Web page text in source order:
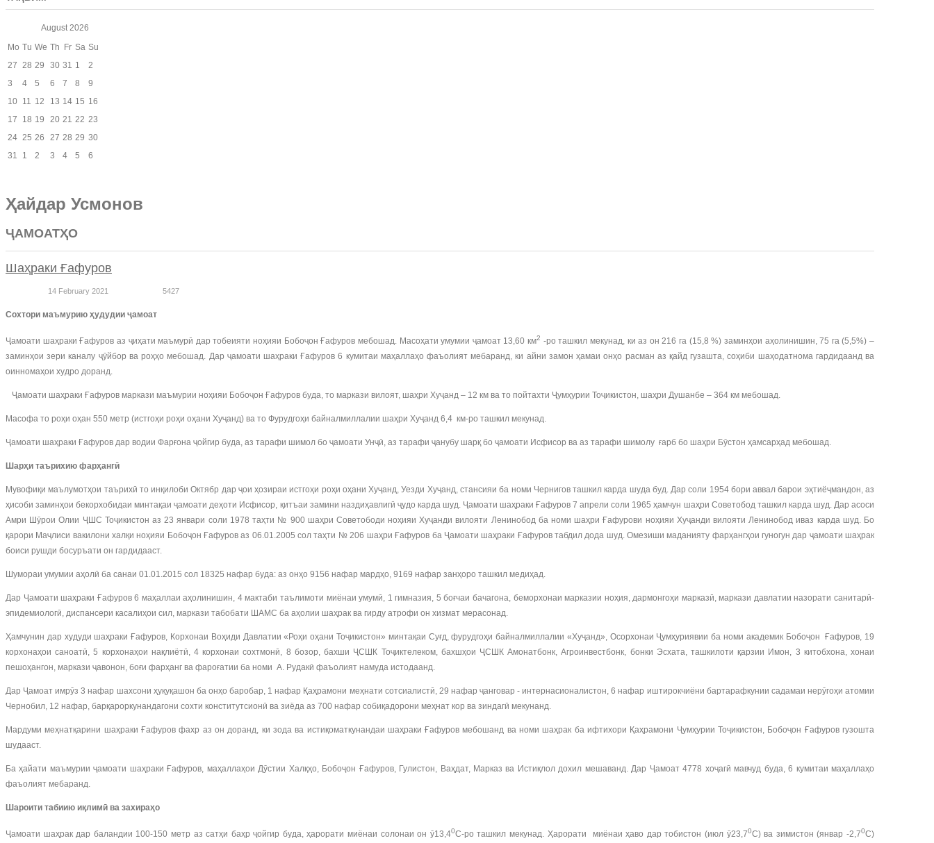
August 2026
Mo Tu We Th Fr Sa Su
27 28 29 30 31 1
2
3
4 5 6 7 8
9
10 11 12 13 14 15 16
17
18 19 20 21 22 23
24 25 26 27 28 29 30
31
1 2 3 4 5 6
Ҳайдар Усмонов
ҶАМОАТҲО
Шаҳраки Ғафуров
14 February 2021 5427
Сохтори маъмурию ҳудудии ҷамоат
Ҷамоати шаҳраки Ғафуров аз ҷиҳати маъмурӣ дар тобеияти ноҳияи Бобоҷон Ғафуров мебошад. Масоҳати умумии ҷамоат 13,60 км2 -ро ташкил мекунад, ки аз он 216 га (15,8 %) заминҳои аҳолинишин, 75 га (5,5%) –
заминҳои зери каналу ҷӯйбор ва роҳҳо мебошад. Дар ҷамоати шаҳраки Ғафуров 6 кумитаи маҳаллаҳо фаъолият мебаранд, ки айни замон ҳамаи онҳо расман аз қайд гузашта, соҳиби шаҳодатнома гардидаанд ва
оинномаҳои худро доранд.
Ҷамоати шаҳраки Ғафуров маркази маъмурии ноҳияи Бобоҷон Ғафуров буда, то маркази вилоят, шаҳри Хуҷанд – 12 км ва то пойтахти Ҷумҳурии Тоҷикистон, шаҳри Душанбе – 364 км мебошад.
Масофа то роҳи оҳан 550 метр (истгоҳи роҳи оҳани Хуҷанд) ва то Фурудгоҳи байналмиллалии шаҳри Хуҷанд 6,4 км-ро ташкил мекунад.
Ҷамоати шаҳраки Ғафуров дар водии Фарғона ҷойгир буда, аз тарафи шимол бо ҷамоати Унҷӣ, аз тарафи ҷанубу шарқ бо ҷамоати Исфисор ва аз тарафи шимолу ғарб бо шаҳри Бӯстон ҳамсарҳад мебошад.
Шарҳи таърихию фарҳангӣ
Мувофиқи маълумотҳои таърихӣ то инқилоби Октябр дар ҷои ҳозираи истгоҳи роҳи оҳани Хуҷанд, Уезди Хуҷанд, стансияи ба номи Чернигов ташкил карда шуда буд. Дар соли 1954 бори аввал барои эҳтиёҷмандон, аз
ҳисоби заминҳои бекорхобидаи минтақаи ҷамоати деҳоти Исфисор, қитъаи замини наздиҳавлигӣ ҷудо карда шуд. Ҷамоати шаҳраки Ғафуров 7 апрели соли 1965 ҳамчун шаҳри Советобод ташкил карда шуд. Дар асоси
Амри Шӯрои Олии ҶШС Тоҷикистон аз 23 январи соли 1978 таҳти № 900 шаҳри Советободи ноҳияи Хуҷанди вилояти Ленинобод ба номи шаҳри Ғафурови ноҳияи Хуҷанди вилояти Ленинобод иваз карда шуд. Бо
қарори Маҷлиси вакилони халқи ноҳияи Бобоҷон Ғафуров аз 06.01.2005 сол таҳти № 206 шаҳри Ғафуров ба Ҷамоати шаҳраки Ғафуров табдил дода шуд. Омезиши маданияту фарҳангҳои гуногун дар ҷамоати шаҳрак
боиси рушди босуръати он гардидааст.
Шумораи умумии аҳолӣ ба санаи 01.01.2015 сол 18325 нафар буда: аз онҳо 9156 нафар мардҳо, 9169 нафар занҳоро ташкил медиҳад.
Дар Ҷамоати шаҳраки Ғафуров 6 маҳаллаи аҳолинишин, 4 мактаби таълимоти миёнаи умумӣ, 1 гимназия, 5 боғчаи бачагона, беморхонаи марказии ноҳия, дармонгоҳи марказӣ, маркази давлатии назорати санитарӣ-
эпидемиологӣ, диспансери касалиҳои сил, маркази табобати ШАМС ба аҳолии шаҳрак ва гирду атрофи он хизмат мерасонад.
Ҳамчунин дар худуди шаҳраки Ғафуров, Корхонаи Воҳиди Давлатии «Роҳи оҳани Тоҷикистон» минтақаи Суғд, фурудгоҳи байналмиллалии «Хуҷанд», Осорхонаи Ҷумҳуриявии ба номи академик Бобоҷон Ғафуров, 19
корхонаҳои саноатӣ, 5 корхонаҳои нақлиётӣ, 4 корхонаи сохтмонӣ, 8 бозор, бахши ҶСШК Тоҷиктелеком, бахшҳои ҶСШК Амонатбонк, Агроинвестбонк, бонки Эсхата, ташкилоти қарзии Имон, 3 китобхона, хонаи
пешоҳангон, маркази ҷавонон, боғи фарҳанг ва фароғатии ба номи А. Рудакӣ фаъолият намуда истодаанд.
Дар Ҷамоат имрӯз 3 нафар шахсони ҳуқуқашон ба онҳо баробар, 1 нафар Қаҳрамони меҳнати сотсиалистӣ, 29 нафар ҷанговар - интернасионалистон, 6 нафар иштирокчиёни бартарафкунии садамаи нерӯгоҳи атомии
Чернобил, 12 нафар, барқароркунандагони сохти конститутсионӣ ва зиёда аз 700 нафар собиқадорони меҳнат кор ва зиндагӣ мекунанд.
Мардуми меҳнатқарини шаҳраки Ғафуров фахр аз он доранд, ки зода ва истиқоматкунандаи шаҳраки Ғафуров мебошанд ва номи шаҳрак ба ифтихори Қаҳрамони Ҷумҳурии Тоҷикистон, Бобоҷон Ғафуров гузошта
шудааст.
Ба ҳайати маъмурии ҷамоати шаҳраки Ғафуров, маҳаллаҳои Дӯстии Халқҳо, Бобоҷон Ғафуров, Гулистон, Ваҳдат, Марказ ва Истиқлол дохил мешаванд. Дар Ҷамоат 4778 хоҷагӣ мавчуд буда, 6 кумитаи маҳаллаҳо
фаъолият мебаранд.
Шароити табиию иқлимӣ ва захираҳо
Ҷамоати шаҳрак дар баландии 100-150 метр аз сатҳи баҳр ҷойгир буда, ҳарорати миёнаи солонаи он ӯ13,40С-ро ташкил мекунад. Ҳарорати миёнаи ҳаво дар тобистон (июл ӯ23,70С) ва зимистон (январ -2,70С)